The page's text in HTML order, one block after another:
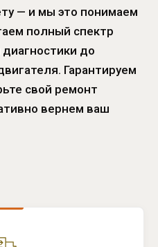
— и мы это понимаем
полный спектр
до
Гарантируем
свой ремонт
вернем ваш